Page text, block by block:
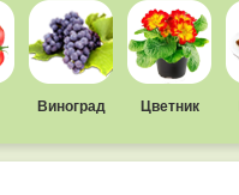
Виноград Цветник